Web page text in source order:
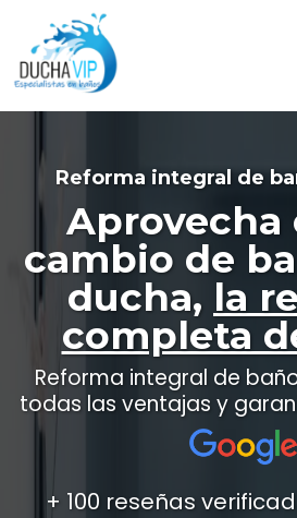
Reforma integral de
Aprovecha
cambio de
ducha, la
completa
Reforma integral de
todas las ventajas y
+ 100 reseñas